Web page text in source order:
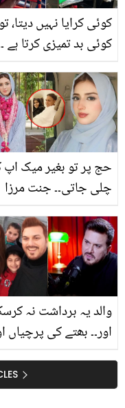
کوئی کرایا نہیں دیتا،
کوئی بد تمیزی کرتا ہے
خاتون کو روزانہ کیا
سہنا پڑتا ہے، جان کر
بھی حوصلے کی داد
گے
حج پر تو بغیر میک
چلی جاتی۔۔ جنت مرزا
روانہ! صارفین کی
کے ساتھ تنقید
والد یہ برداشت نہ
اور۔۔ بھتے کی پرچیاں
حیدر نے ماضی کے
ناک حقائق سے پردہ